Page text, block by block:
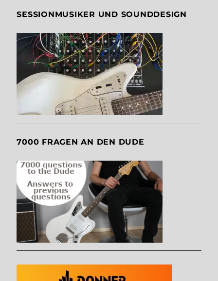
SESSIONMUSIKER UND SOUNDDESIGN
7000 FRAGEN AN DEN DUDE